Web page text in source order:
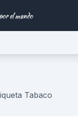
el mundo
Tabaco